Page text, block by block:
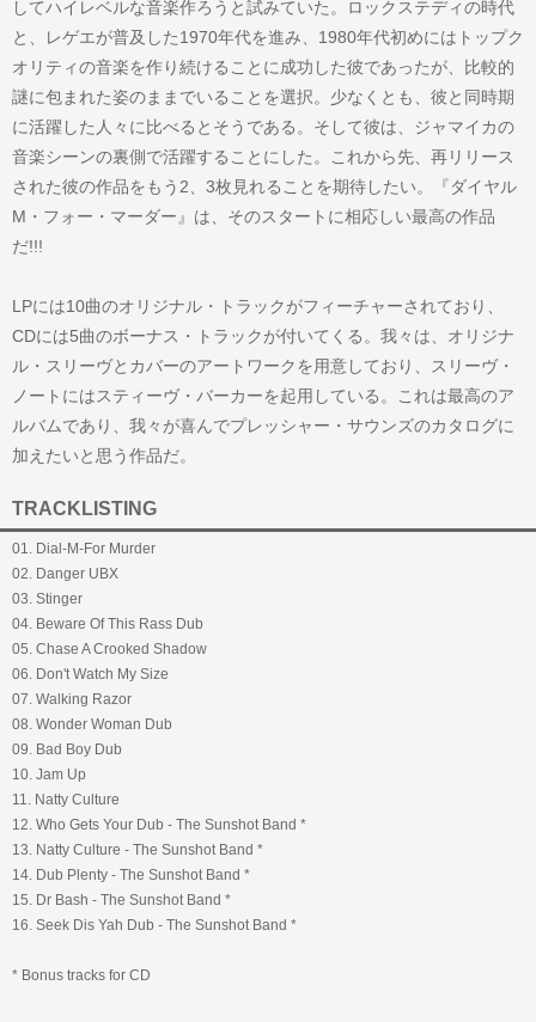
してハイレベルな音楽作ろうと試みていた。ロックステディの時代
と、レゲエが普及した1970年代を進み、1980年代初めにはトップク
オリティの音楽を作り続けることに成功した彼であったが、比較的
謎に包まれた姿のままでいることを選択。少なくとも、彼と同時期
に活躍した人々に比べるとそうである。そして彼は、ジャマイカの
音楽シーンの裏側で活躍することにした。これから先、再リリース
された彼の作品をもう2、3枚見れることを期待したい。『ダイヤル
M・フォー・マーダー』は、そのスタートに相応しい最高の作品
だ!!!
LPには10曲のオリジナル・トラックがフィーチャーされており、
CDには5曲のボーナス・トラックが付いてくる。我々は、オリジナ
ル・スリーヴとカバーのアートワークを用意しており、スリーヴ・
ノートにはスティーヴ・バーカーを起用している。これは最高のア
ルバムであり、我々が喜んでプレッシャー・サウンズのカタログに
加えたいと思う作品だ。
TRACKLISTING
01. Dial-M-For Murder
02. Danger UBX
03. Stinger
04. Beware Of This Rass Dub
05. Chase A Crooked Shadow
06. Don't Watch My Size
07. Walking Razor
08. Wonder Woman Dub
09. Bad Boy Dub
10. Jam Up
11. Natty Culture
12. Who Gets Your Dub - The Sunshot Band *
13. Natty Culture - The Sunshot Band *
14. Dub Plenty - The Sunshot Band *
15. Dr Bash - The Sunshot Band *
16. Seek Dis Yah Dub - The Sunshot Band *
* Bonus tracks for CD